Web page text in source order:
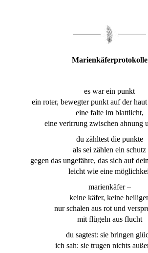
Marienkäferprotokolle
es war ein punkt
ein roter, bewegter punkt auf der
eine falte im blattlicht,
eine verirrung zwischen ahnung
du zähltest die punkte
als sei zählen ein schutz
gegen das ungefähre, das sich auf
leicht wie eine
marienkäfer –
keine käfer, keine
nur schalen aus rot und
mit flügeln aus flucht
du sagtest: sie bringen
ich sah: sie trugen nichts